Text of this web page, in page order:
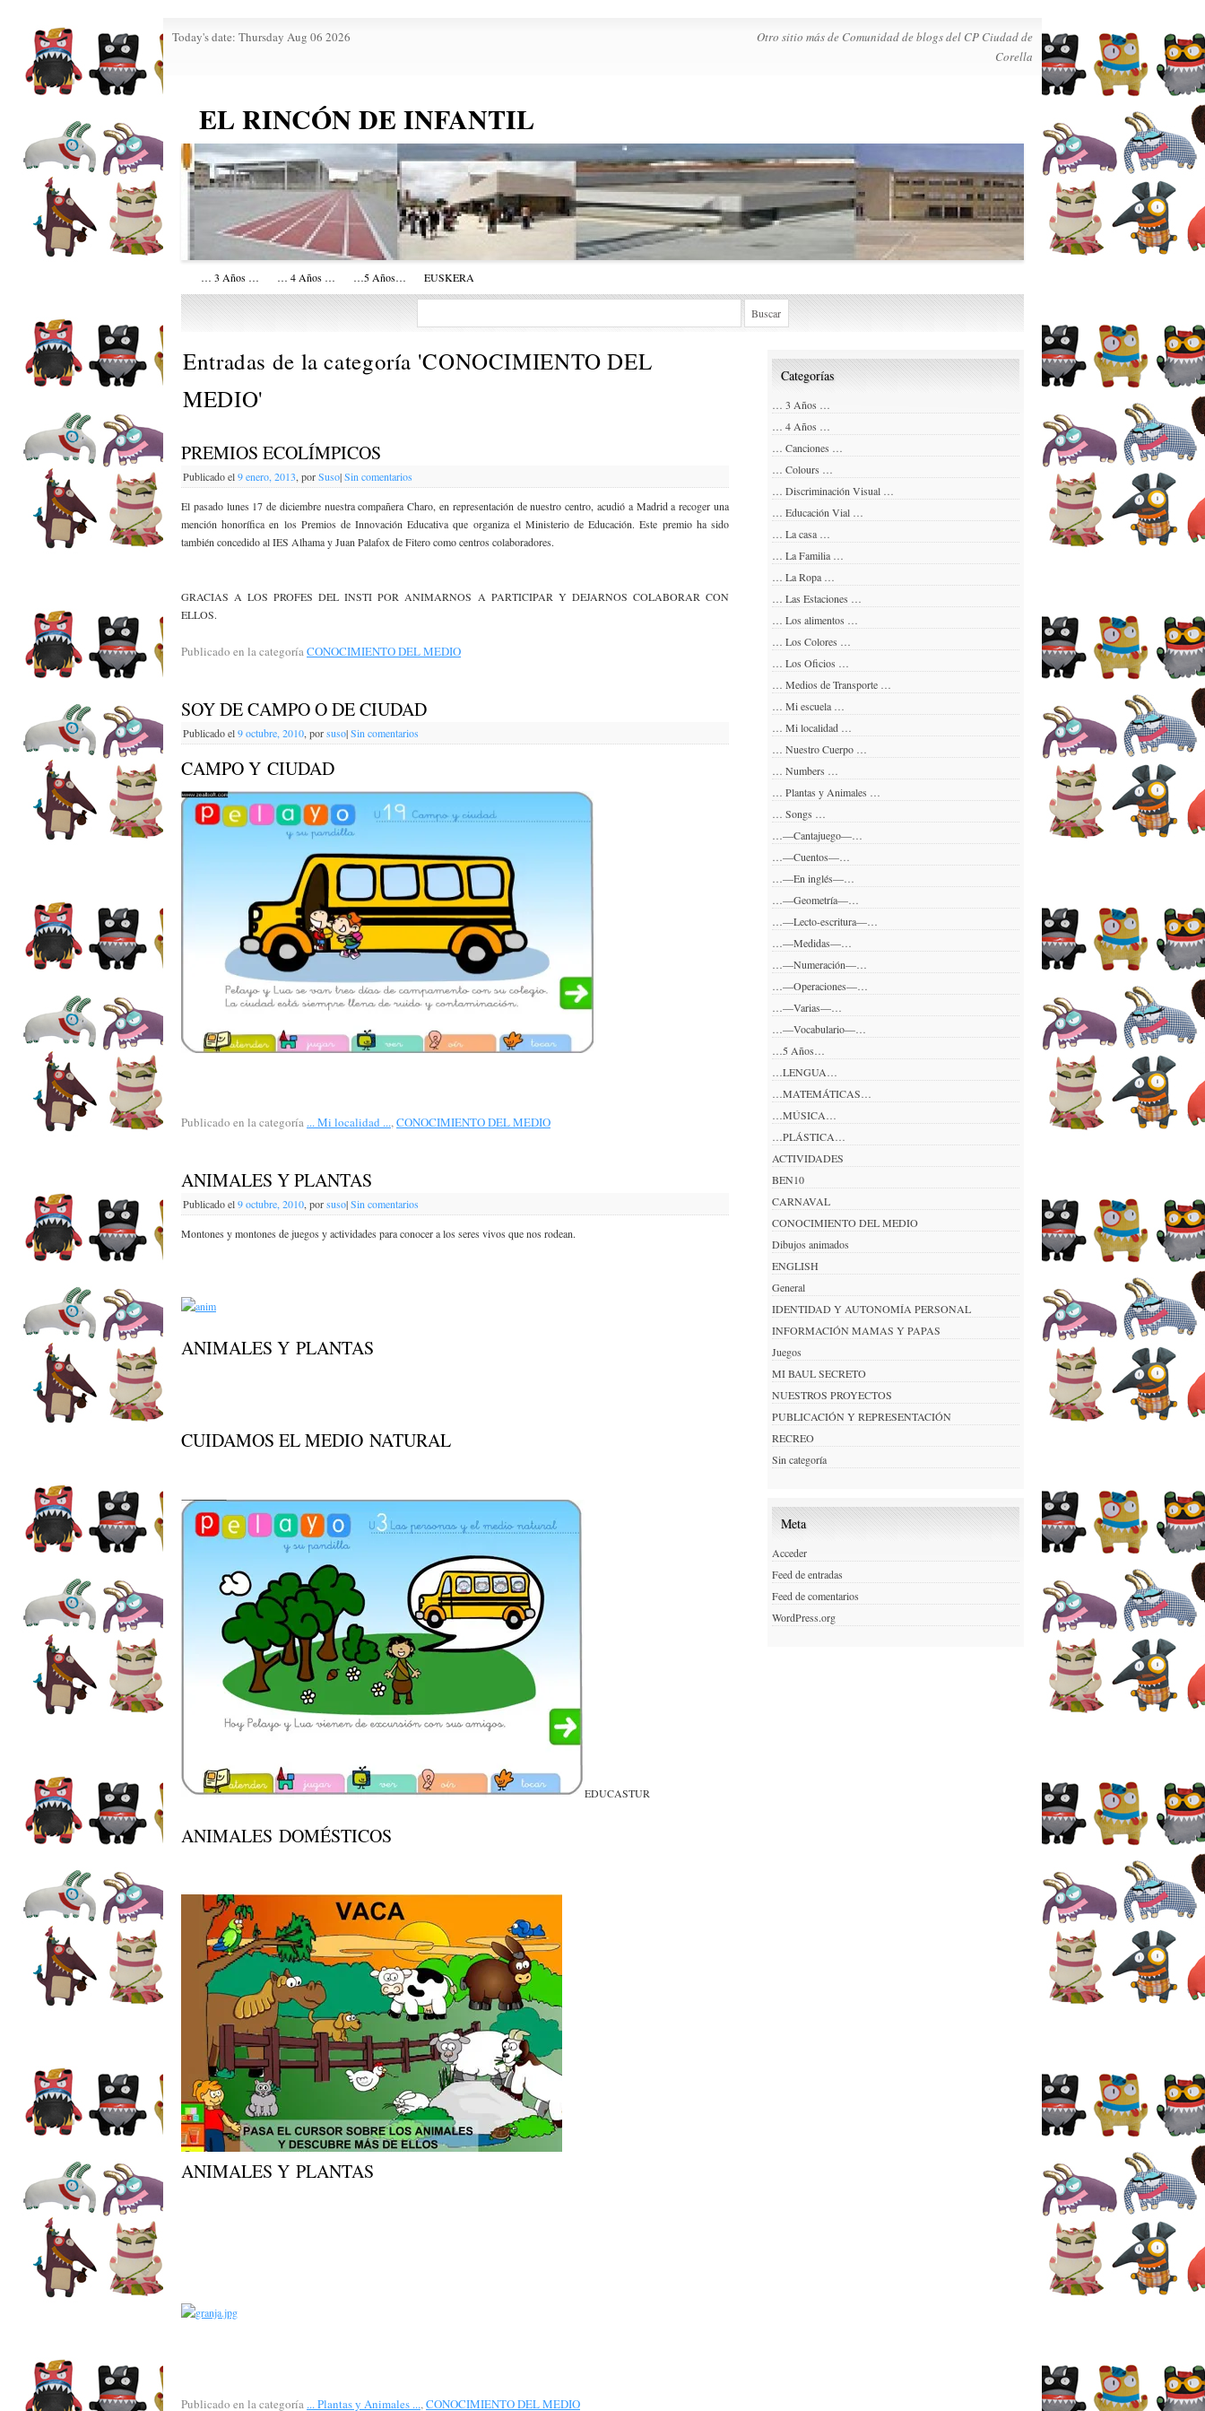
Otro sitio más de Comunidad de blogs del CP Ciudad de
Corella
Today's date: Thursday Aug 06 2026
EL RINCÓN DE INFANTIL
… 3 Años … … 4 Años … …5 Años… EUSKERA
Entradas de la categoría 'CONOCIMIENTO DEL
MEDIO'
PREMIOS ECOLÍMPICOS
Publicado el9 enero, 2013 porSuso|Sin comentarios
El pasado lunes 17 de diciembre nuestra compañera Charo, en representación de nuestro centro, acudió a Madrid a recoger una
mención honorífica en los Premios de Innovación Educativa que organiza el Ministerio de Educación. Este premio ha sido
también concedido al IES Alhama y Juan Palafox de Fitero como centros colaboradores.
GRACIAS A LOS PROFES DEL INSTI POR ANIMARNOS A PARTICIPAR Y DEJARNOS COLABORAR CON
ELLOS.
Publicado en la categoríaCONOCIMIENTO DEL MEDIO
SOY DE CAMPO O DE CIUDAD
Publicado el9 octubre, 2010 porsuso|Sin comentarios
CAMPO Y CIUDAD
Publicado en la categoría ... Mi localidad ...,CONOCIMIENTO DEL MEDIO
ANIMALES Y PLANTAS
Publicado el9 octubre, 2010 porsuso|Sin comentarios
Montones y montones de juegos y actividades para conocer a los seres vivos que nos rodean.
ANIMALES Y PLANTAS
CUIDAMOS EL MEDIO NATURAL
EDUCASTUR
ANIMALES DOMÉSTICOS
ANIMALES Y PLANTAS
Publicado en la categoría ... Plantas y Animales ...,CONOCIMIENTO DEL MEDIO
Categorías
… 3 Años …
… 4 Años …
… Canciones …
… Colours …
… Discriminación Visual …
… Educación Vial …
… La casa …
… La Familia …
… La Ropa …
… Las Estaciones …
… Los alimentos …
… Los Colores …
… Los Oficios …
… Medios de Transporte …
… Mi escuela …
… Mi localidad …
… Nuestro Cuerpo …
… Numbers …
… Plantas y Animales …
… Songs …
…—Cantajuego—…
…—Cuentos—…
…—En inglés—…
…—Geometría—…
…—Lecto-escritura—…
…—Medidas—…
…—Numeración—…
…—Operaciones—…
…—Varias—…
…—Vocabulario—…
…5 Años…
…LENGUA…
…MATEMÁTICAS…
…MÚSICA…
…PLÁSTICA…
ACTIVIDADES
BEN10
CARNAVAL
CONOCIMIENTO DEL MEDIO
Dibujos animados
ENGLISH
General
IDENTIDAD Y AUTONOMÍA PERSONAL
INFORMACIÓN MAMAS Y PAPAS
Juegos
MI BAUL SECRETO
NUESTROS PROYECTOS
PUBLICACIÓN Y REPRESENTACIÓN
RECREO
Sin categoría
Meta
Acceder
Feed de entradas
Feed de comentarios
WordPress.org